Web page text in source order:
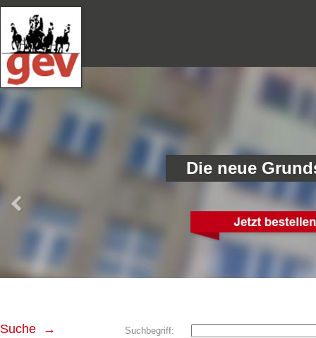
Suche → Suchbegriff:
Die neue